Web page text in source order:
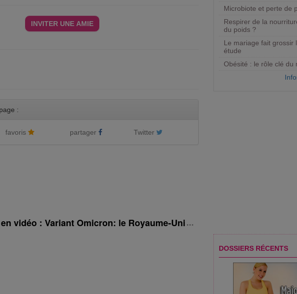
INVITER UNE AMIE
:
favoris partager Twitter
vidéo : Variant Omicron: le Royaume-Uni rehausse son niveau
Microbiote et perte de
Respirer de la
du poids ?
Le mariage fait grossir
étude
Obésité : le rôle clé du
DOSSIERS RÉCENTS